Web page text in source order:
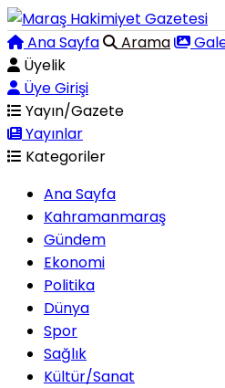
Ana Sayfa Arama
Üyelik
Üye Girişi
Yayın/Gazete
Yayınlar
Kategoriler
Ana Sayfa
Kahramanmaraş
Gündem
Ekonomi
Politika
Dünya
Spor
Sağlık
Kültür/Sanat